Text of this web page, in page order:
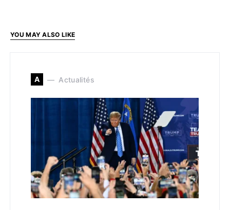
YOU MAY ALSO LIKE
A Actualités